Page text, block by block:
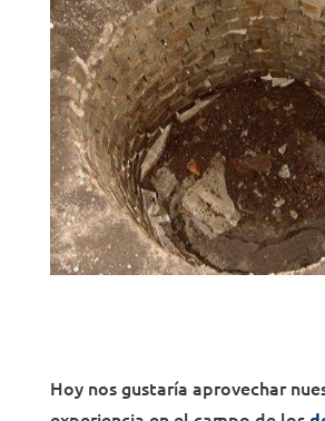
Hoy nos gustaría aprovechar